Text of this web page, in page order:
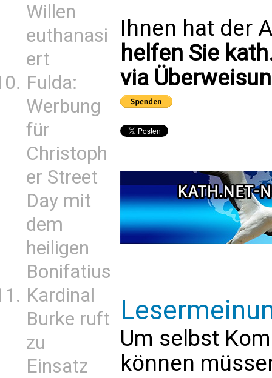
Willen
euthanasi
ert
Fulda:
Werbung
für
Christoph
er Street
Day mit
dem
heiligen
Bonifatius
Kardinal
Burke ruft
zu
Einsatz
Ihnen hat der
helfen Sie
via
Um selbst
können